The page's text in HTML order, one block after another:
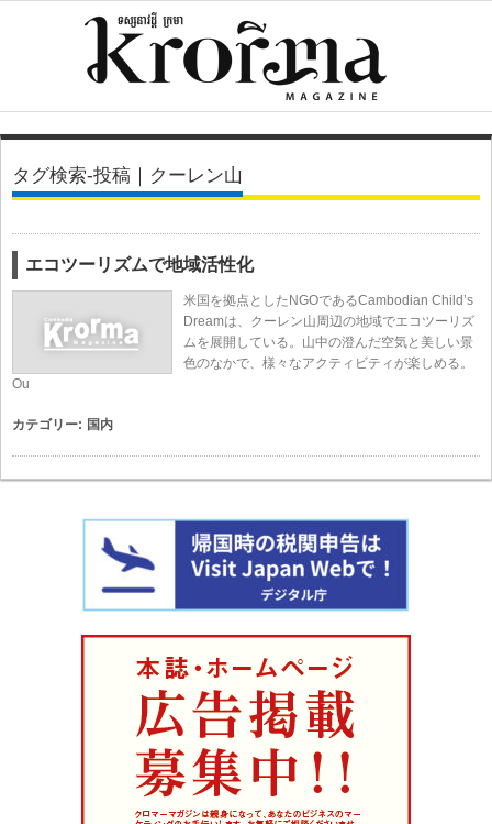
タグ検索-投稿｜クーレン山
エコツーリズムで地域活性化
米国を拠点としたNGOであるCambodian Child’s
Dreamは、クーレン山周辺の地域でエコツーリズ
ムを展開している。山中の澄んだ空気と美しい景
色のなかで、様々なアクティビティが楽しめる。
Ou
カテゴリー: 国内